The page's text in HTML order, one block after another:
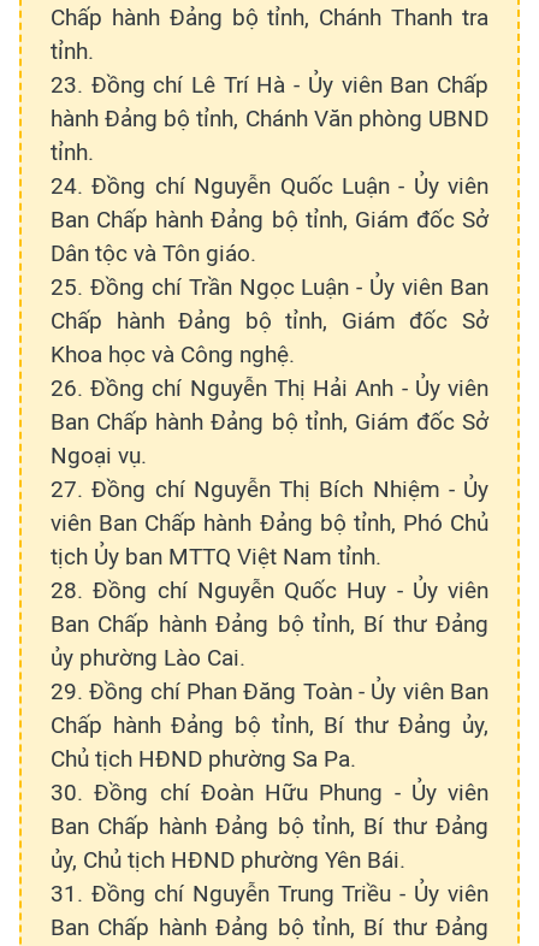
Chấp hành Đảng bộ tỉnh, Chánh Thanh tra
tỉnh.
23. Đồng chí Lê Trí Hà - Ủy viên Ban Chấp
hành Đảng bộ tỉnh, Chánh Văn phòng UBND
tỉnh.
24. Đồng chí Nguyễn Quốc Luận - Ủy viên
Ban Chấp hành Đảng bộ tỉnh, Giám đốc Sở
Dân tộc và Tôn giáo.
25. Đồng chí Trần Ngọc Luận - Ủy viên Ban
Chấp hành Đảng bộ tỉnh, Giám đốc Sở
Khoa học và Công nghệ.
26. Đồng chí Nguyễn Thị Hải Anh - Ủy viên
Ban Chấp hành Đảng bộ tỉnh, Giám đốc Sở
Ngoại vụ.
27. Đồng chí Nguyễn Thị Bích Nhiệm - Ủy
viên Ban Chấp hành Đảng bộ tỉnh, Phó Chủ
tịch Ủy ban MTTQ Việt Nam tỉnh.
28. Đồng chí Nguyễn Quốc Huy - Ủy viên
Ban Chấp hành Đảng bộ tỉnh, Bí thư Đảng
ủy phường Lào Cai.
29. Đồng chí Phan Đăng Toàn - Ủy viên Ban
Chấp hành Đảng bộ tỉnh, Bí thư Đảng ủy,
Chủ tịch HĐND phường Sa Pa.
30. Đồng chí Đoàn Hữu Phung - Ủy viên
Ban Chấp hành Đảng bộ tỉnh, Bí thư Đảng
ủy, Chủ tịch HĐND phường Yên Bái.
31. Đồng chí Nguyễn Trung Triều - Ủy viên
Ban Chấp hành Đảng bộ tỉnh, Bí thư Đảng